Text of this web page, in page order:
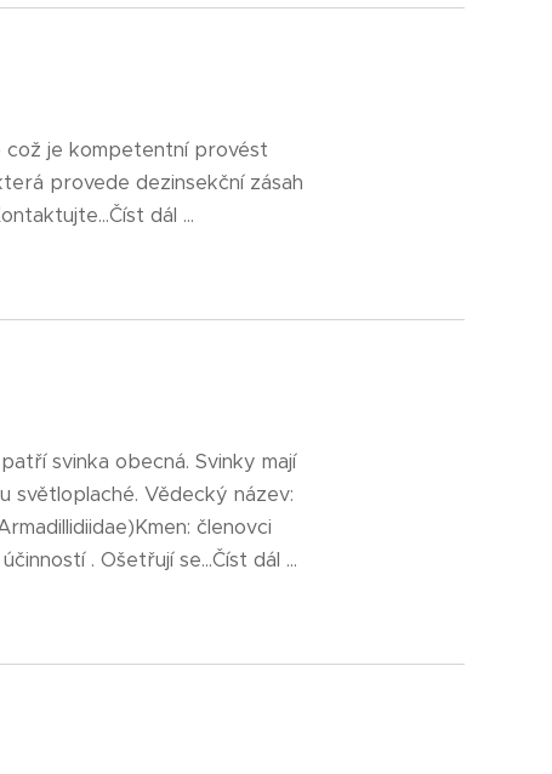
což je kompetentní provést
provede dezinsekční zásah
dál ...
svinka obecná. Svinky mají
světloplaché. Vědecký název:
členovci
. Ošetřují se...Číst dál ...